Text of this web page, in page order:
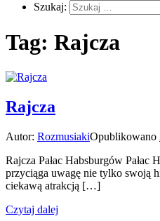
Szukaj:
Tag: Rajcza
Rajcza
Autor: RozmusiakiOpublikowano
Rajcza Pałac Habsburgów
przyciąga uwagę nie tylko swoją
ciekawą atrakcją […]
Czytaj dalej